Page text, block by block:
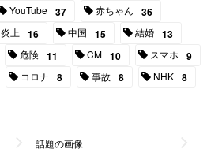
YouTube 37 赤ちゃん 36
炎上 16 中国 15 結婚 13
危険 11 CM 10 スマホ 9
コロナ 8 事故 8 NHK 8
話題の画像